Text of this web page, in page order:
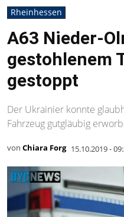
Rheinhessen
A63 Nieder-
gestohlenem
gestoppt
Der Ukrainier konnte
Fahrzeug gutgläubig
von Chiara Forg 15.10.2019 -